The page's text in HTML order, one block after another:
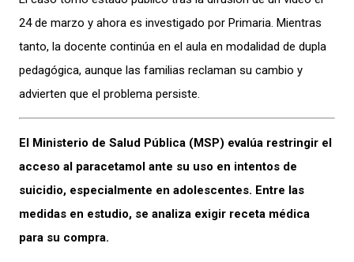
24 de marzo y ahora es investigado por Primaria. Mientras
tanto, la docente continúa en el aula en modalidad de dupla
pedagógica, aunque las familias reclaman su cambio y
advierten que el problema persiste.
El Ministerio de Salud Pública (MSP) evalúa restringir el
acceso al paracetamol ante su uso en intentos de
suicidio, especialmente en adolescentes. Entre las
medidas en estudio, se analiza exigir receta médica
para su compra.